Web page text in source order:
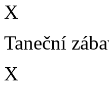
X
Taneční
X